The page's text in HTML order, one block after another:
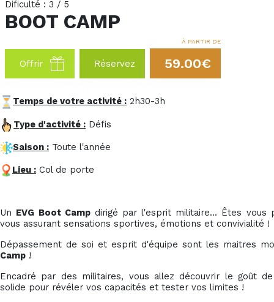
Dificulté : 3 / 5
BOOT CAMP
Offrir Réservez
À PARTIR DE
59.00€
Temps de votre activité : 2h30-3h
Type d'activité : Défis
Saison : Toute l'année
Lieu : Col de porte
Un EVG Boot Camp dirigé par l'esprit militaire... Êtes
vous assurant sensations sportives, émotions et convivialité !
Dépassement de soi et esprit d'équipe sont les maitres
Camp !
Encadré par des militaires, vous allez découvrir le goût
solide pour révéler vos capacités et tester vos limites !